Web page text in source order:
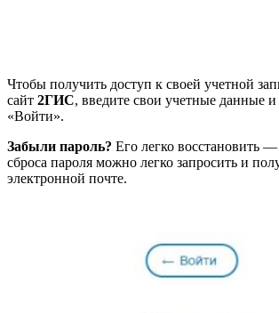
Чтобы получить доступ к своей учетной
сайт 2ГИС, введите свои учетные данные
«Войти».
Забыли пароль? Его легко восстановить
сброса пароля можно легко запросить и
электронной почте.